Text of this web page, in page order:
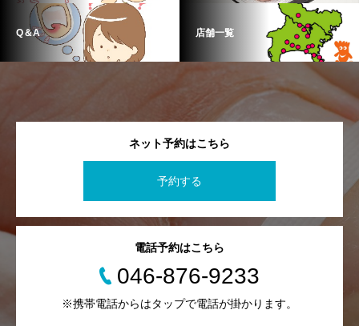
Q＆A 店舗一覧
ネット予約はこちら
予約する
電話予約はこちら
046-876-9233
※携帯電話からはタップで電話が掛かります。